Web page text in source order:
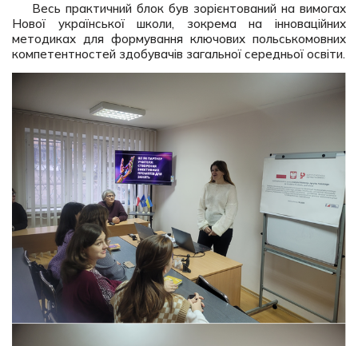
Весь практичний блок був зорієнтований на вимогах
Нової української школи, зокрема на інноваційних
методиках для формування ключових польськомовних
компетентностей здобувачів загальної середньої освіти.